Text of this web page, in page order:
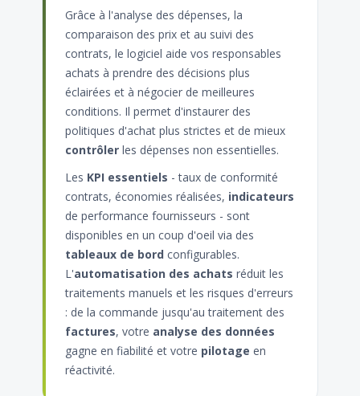
Grâce à l'analyse des dépenses, la
comparaison des prix et au suivi des
contrats, le logiciel aide vos responsables
achats à prendre des décisions plus
éclairées et à négocier de meilleures
conditions. Il permet d'instaurer des
politiques d'achat plus strictes et de mieux
contrôler les dépenses non essentielles.
Les KPI essentiels - taux de conformité
contrats, économies réalisées, indicateurs
de performance fournisseurs - sont
disponibles en un coup d'oeil via des
tableaux de bord configurables.
L'automatisation des achats réduit les
traitements manuels et les risques d'erreurs
: de la commande jusqu'au traitement des
factures, votre analyse des données
gagne en fiabilité et votre pilotage en
réactivité.